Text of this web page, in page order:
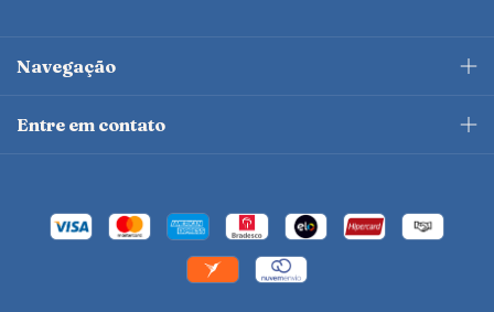
Navegação
Entre em contato